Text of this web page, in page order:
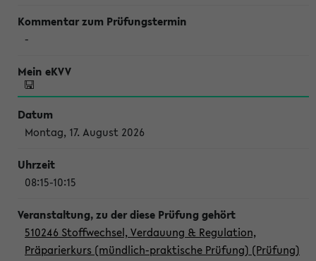
-
Montag, 17. August 2026
08:15-10:15
510246 Stoffwechsel, Verdauung & Regulation,
Präparierkurs (mündlich-praktische Prüfung) (Prüfung)